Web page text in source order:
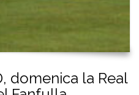
domenica la Real